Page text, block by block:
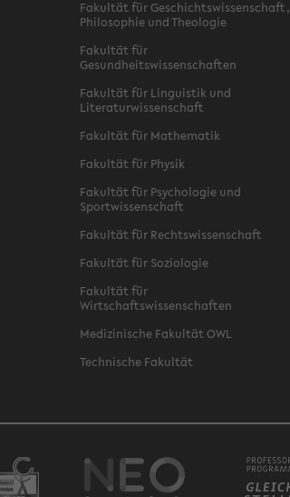
Fakultät für Geschichtswissenschaft,
Philosophie und Theologie
Fakultät für
Gesundheitswissenschaften
Fakultät für Linguistik und
Literaturwissenschaft
Fakultät für Mathematik
Fakultät für Physik
Fakultät für Psychologie und
Sportwissenschaft
Fakultät für Rechtswissenschaft
Fakultät für Soziologie
Fakultät für
Wirtschaftswissenschaften
Medizinische Fakultät OWL
Technische Fakultät